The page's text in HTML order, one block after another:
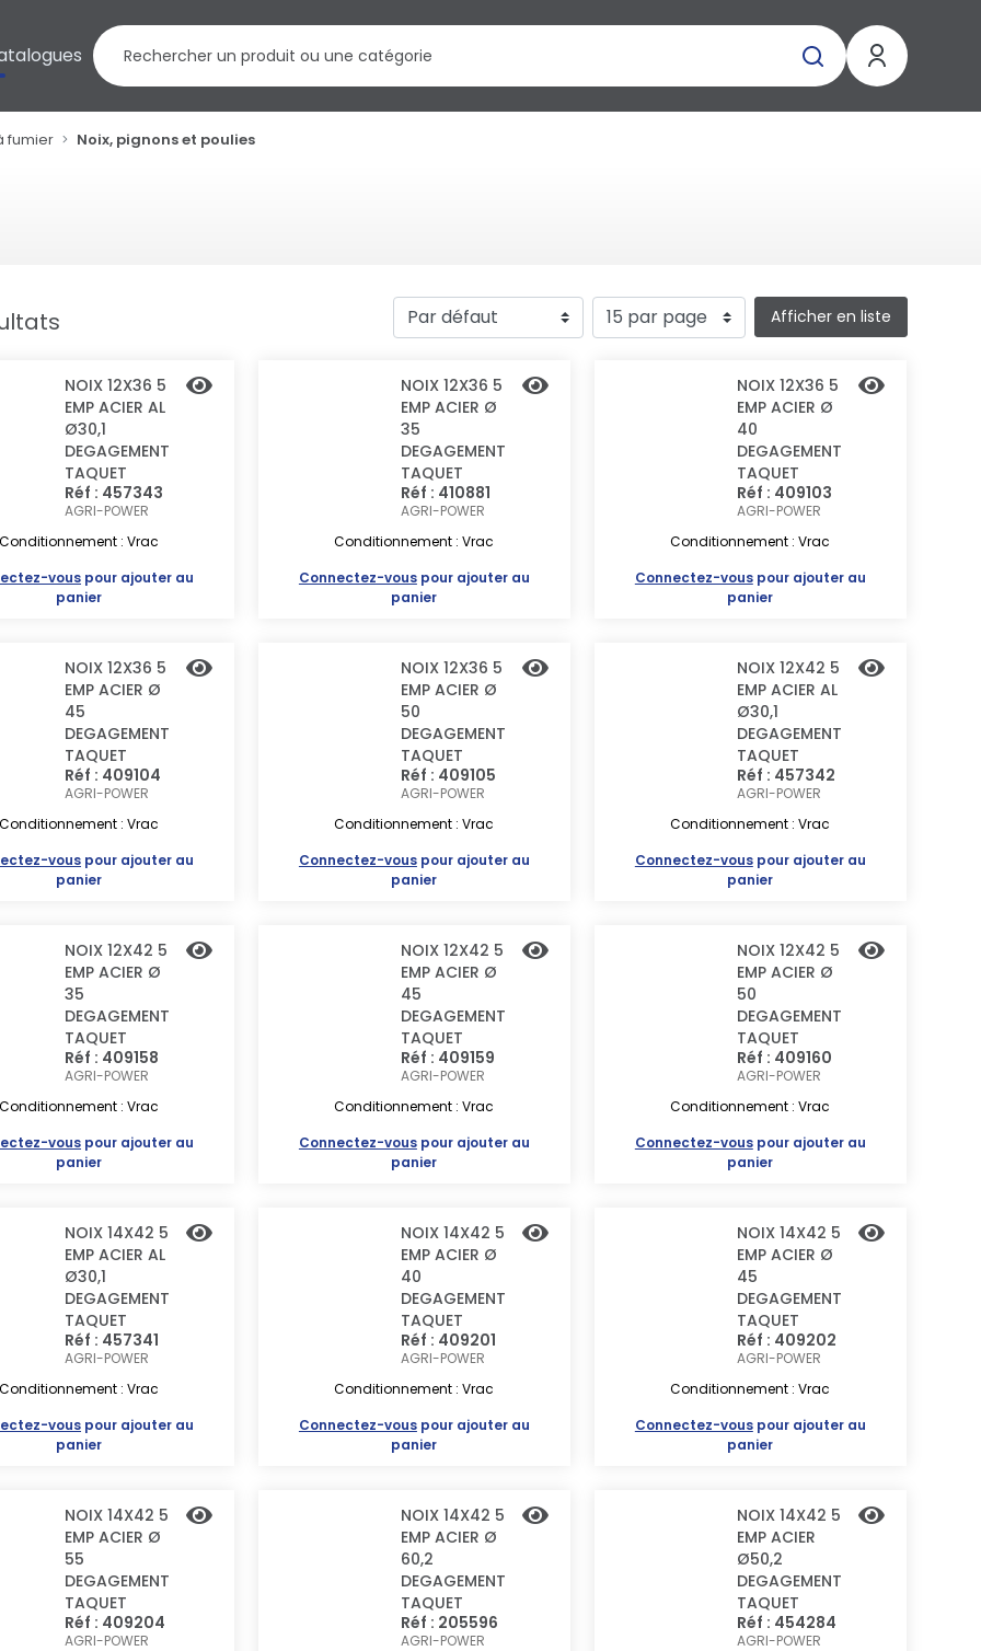
fumier Noix, pignons et poulies
Afficher en liste
NOIX 12X36 5
EMP ACIER AL
Ø30,1
DEGAGEMENT
TAQUET
Réf : 457343
AGRI-POWER
: Vrac
vous pour ajouter au
panier
NOIX 12X36 5
EMP ACIER Ø
35
DEGAGEMENT
TAQUET
Réf : 410881
AGRI-POWER
Conditionnement : Vrac
Connectez-vouspour ajouter au
panier
NOIX 12X36 5
EMP ACIER Ø
40
DEGAGEMENT
TAQUET
Réf : 409103
AGRI-POWER
Conditionnement : Vrac
Connectez-vouspour ajouter au
panier
NOIX 12X36 5
EMP ACIER Ø
45
DEGAGEMENT
TAQUET
Réf : 409104
AGRI-POWER
: Vrac
vous pour ajouter au
panier
NOIX 12X36 5
EMP ACIER Ø
50
DEGAGEMENT
TAQUET
Réf : 409105
AGRI-POWER
Conditionnement : Vrac
Connectez-vouspour ajouter au
panier
NOIX 12X42 5
EMP ACIER AL
Ø30,1
DEGAGEMENT
TAQUET
Réf : 457342
AGRI-POWER
Conditionnement : Vrac
Connectez-vouspour ajouter au
panier
NOIX 12X42 5
EMP ACIER Ø
35
DEGAGEMENT
TAQUET
Réf : 409158
AGRI-POWER
: Vrac
vous pour ajouter au
panier
NOIX 12X42 5
EMP ACIER Ø
45
DEGAGEMENT
TAQUET
Réf : 409159
AGRI-POWER
Conditionnement : Vrac
Connectez-vouspour ajouter au
panier
NOIX 12X42 5
EMP ACIER Ø
50
DEGAGEMENT
TAQUET
Réf : 409160
AGRI-POWER
Conditionnement : Vrac
Connectez-vouspour ajouter au
panier
NOIX 14X42 5
EMP ACIER AL
Ø30,1
DEGAGEMENT
TAQUET
Réf : 457341
AGRI-POWER
: Vrac
vous pour ajouter au
panier
NOIX 14X42 5
EMP ACIER Ø
40
DEGAGEMENT
TAQUET
Réf : 409201
AGRI-POWER
Conditionnement : Vrac
Connectez-vouspour ajouter au
panier
NOIX 14X42 5
EMP ACIER Ø
45
DEGAGEMENT
TAQUET
Réf : 409202
AGRI-POWER
Conditionnement : Vrac
Connectez-vouspour ajouter au
panier
NOIX 14X42 5
EMP ACIER Ø
55
DEGAGEMENT
TAQUET
Réf : 409204
AGRI-POWER
NOIX 14X42 5
EMP ACIER Ø
60,2
DEGAGEMENT
TAQUET
Réf : 205596
AGRI-POWER
NOIX 14X42 5
EMP ACIER
Ø50,2
DEGAGEMENT
TAQUET
Réf : 454284
AGRI-POWER